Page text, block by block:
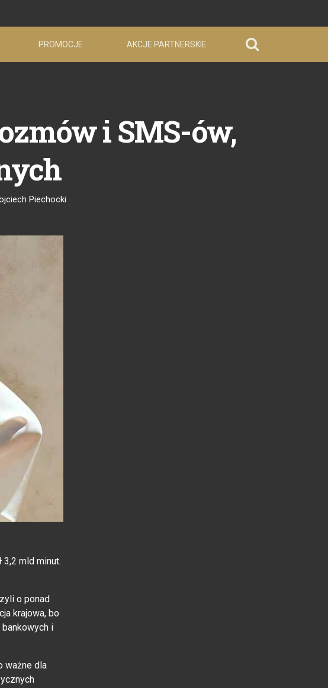
PROMOCJE AKCJE PARTNERSKIE
i SMS-ów,
Piechocki
3,2 mld minut.
o ponad
krajowa, bo
i
ważne dla